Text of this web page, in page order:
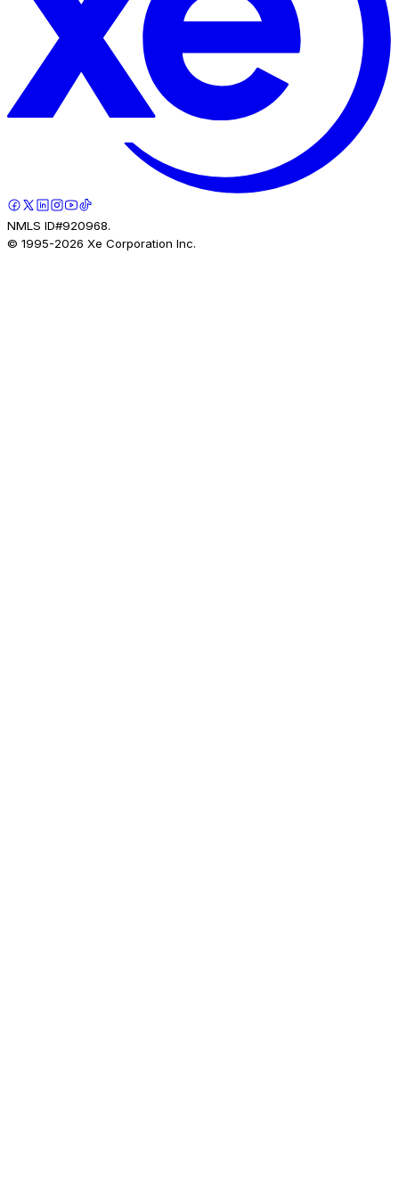
NMLS ID#920968.
© 1995-2026 Xe Corporation Inc.